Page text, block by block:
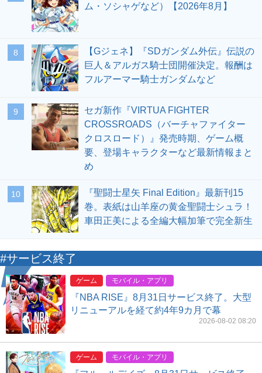
ム・ソシャゲなど）【2026年8月】
8
【Gジェネ】『SDガンダム外伝』伝説の
巨人＆アルガス騎士団開催決定。報酬は
フルアーマー騎士ガンダムなど
9
セガ新作『VIRTUA FIGHTER
CROSSROADS（バーチャファイター
クロスロード）』発売時期、ゲーム概
要、登場キャラクターなど最新情報まと
め
10
『聖闘士星矢 Final Edition』最新刊15
巻。表紙は山羊座の黄金聖闘士シュラ！
車田正美による全編大幅加筆で完全新生
#サービス終了
ゲーム モバイル・アプリ
『NBA RISE』8月31日サービス終了。大型
リニューアルを経て約4年9カ月で幕
2026-08-02 08:20
ゲーム モバイル・アプリ